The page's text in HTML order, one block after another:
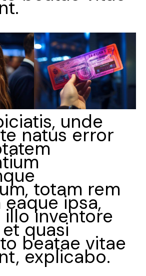
unde
natus error
totam rem
ipsa,
illo inventore
quasi
beatae vitae
explicabo.